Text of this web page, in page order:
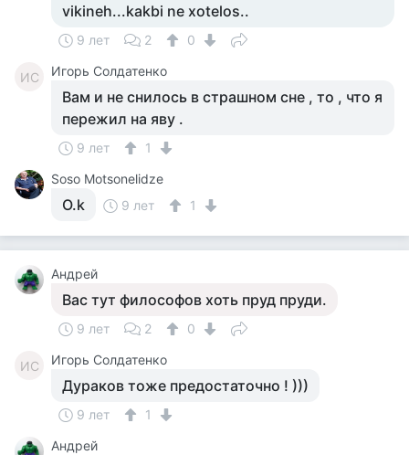
vikineh...kakbi ne xotelos..
9 лет 2 0
ИС Игорь Солдатенко
Вам и не снилось в страшном сне , то , что я
пережил на яву .
9 лет
1
Soso Motsonelidze
O.k 9 лет 1
Андрей
Вас тут философов хоть пруд пруди.
9 лет 2 0
ИС Игорь Солдатенко
Дураков тоже предостаточно ! )))
9 лет
1
Андрей